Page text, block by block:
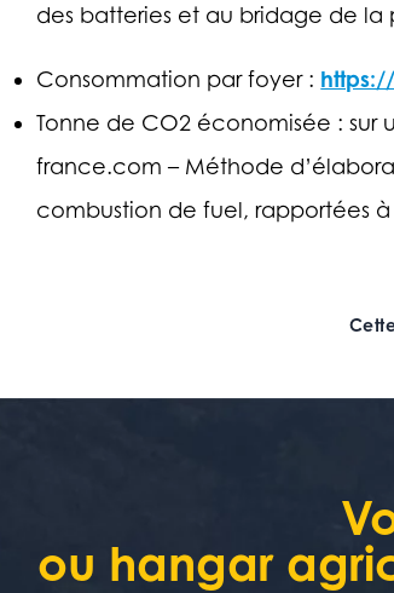
des batteries et au bridage de la
Consommation par foyer :
Tonne de CO2 économisée : sur
france.com – Méthode
combustion de fuel, rapportées
ou hangar